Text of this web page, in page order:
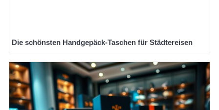
Die schönsten Handgepäck-Taschen für Städtereisen